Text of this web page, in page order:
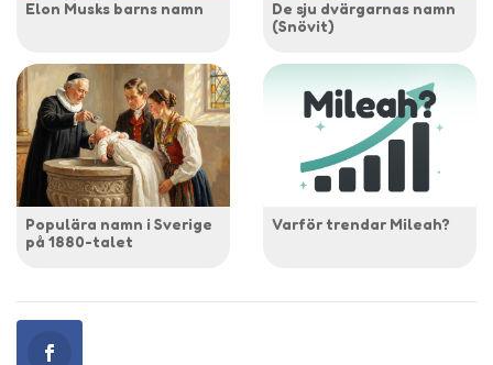
Elon Musks barns namn
De sju dvärgarnas namn
(Snövit)
Populära namn i Sverige
på 1880-talet
Varför trendar Mileah?